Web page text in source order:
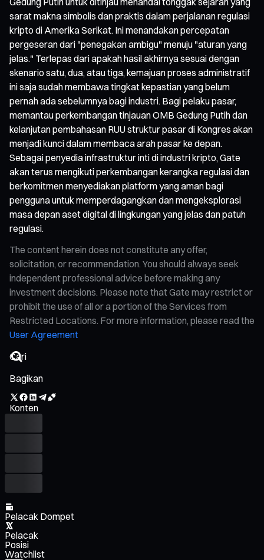
sarat makna simbolis dan praktis dalam perjalanan regulasi
kripto di Amerika Serikat. Ini menandakan percepatan
pergeseran dari "penegakan ambigu" menuju "aturan yang
jelas." Terlepas dari apakah hasil akhirnya sesuai dengan
skenario satu, dua, atau tiga, kemajuan proses administratif
ini saja sudah membawa tingkat kepastian yang belum
pernah ada sebelumnya bagi industri. Bagi pelaku pasar,
memantau perkembangan tinjauan OMB Gedung Putih dan
kelanjutan pembahasan RUU struktur pasar di Kongres akan
menjadi kunci dalam membaca arah pasar ke depan.
Sebagai penyedia infrastruktur inti di industri kripto, Gate
akan terus mengikuti perkembangan kerangka regulasi dan
berkomitmen menyediakan platform yang aman bagi
pengguna untuk memperdagangkan dan mengeksplorasi
masa depan aset digital di lingkungan yang jelas dan patuh
regulasi.
The content herein does not constitute any offer,
solicitation, or recommendation. You should always seek
independent professional advice before making any
investment decisions. Please note that Gate may restrict or
prohibit the use of all or a portion of the Services from
Restricted Locations. For more information, please read the
User Agreement
Bagikan
Konten
Pelacak Dompet
Pelacak
Posisi
Watchlist